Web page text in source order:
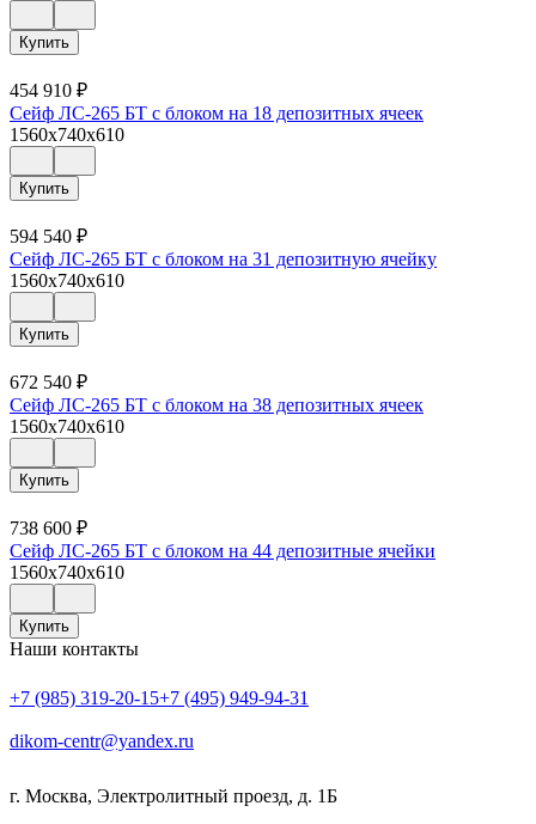
Купить
454 910 ₽
Сейф ЛС-265 БТ с блоком на 18 депозитных ячеек
1560x740x610
Купить
594 540 ₽
Сейф ЛС-265 БТ с блоком на 31 депозитную ячейку
1560x740x610
Купить
672 540 ₽
Сейф ЛС-265 БТ с блоком на 38 депозитных ячеек
1560x740x610
Купить
738 600 ₽
Сейф ЛС-265 БТ с блоком на 44 депозитные ячейки
1560x740x610
Купить
Наши контакты
+7 (985) 319-20-15+7 (495) 949-94-31
dikom-centr@yandex.ru
г. Москва, Электролитный проезд, д. 1Б